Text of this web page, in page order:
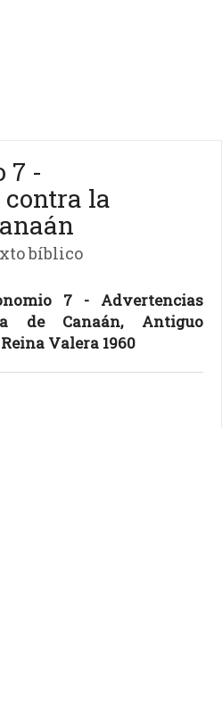
7 -
la
bíblico
7 - Advertencias
de Canaán, Antiguo
Valera 1960